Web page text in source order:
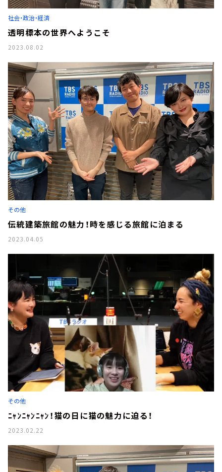
社会・政治・経済
透明標本の世界へようこそ
2023.08.02
その他
伝統建築旅館の魅力！時を感じる旅館に泊まる
2023.04.05
その他
ﾆｬﾝﾆｬﾝﾆｬﾝ！猫の日に猫の魅力に迫る！
2023.02.22